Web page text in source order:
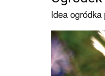
Idea ogródka